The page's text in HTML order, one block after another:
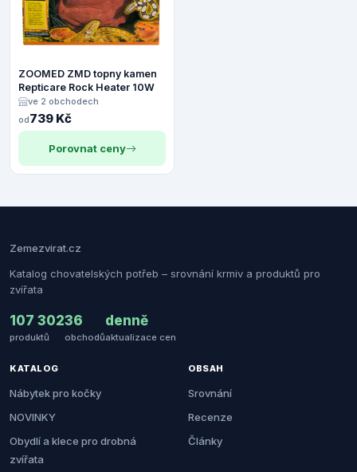
ZOOMED ZMD topny kamen
Repticare Rock Heater 10W
ve 2 obchodech
od739 Kč
Porovnat ceny
Zemezvirat.cz
Katalog chovatelských potřeb – srovnání krmiv a produktů pro
zvířata
107 302
produktů
36
obchodů
denně
aktualizace cen
KATALOG
Nábytek pro kočky
NOVINKY
Obydlí a klece pro drobná
zvířata
OBSAH
Srovnání
Recenze
Články